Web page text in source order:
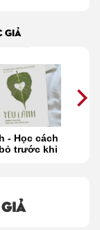
GIẢ
- Học cách
trước khi